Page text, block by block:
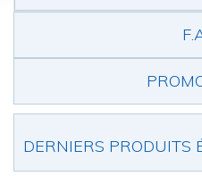
DERNIERS PRODUITS